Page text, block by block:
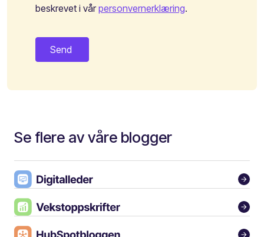
beskrevet i vårpersonvernerklæring.
Se flere av våre blogger